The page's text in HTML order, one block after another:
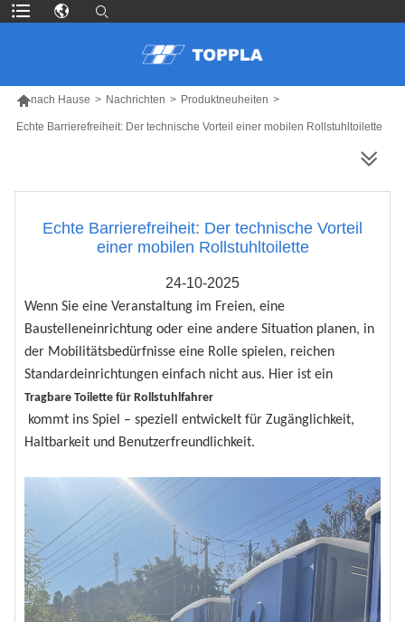
nach Hause > Nachrichten > Produktneuheiten >
Echte Barrierefreiheit: Der technische Vorteil einer mobilen Rollstuhltoilette
Echte Barrierefreiheit: Der technische Vorteil
einer mobilen Rollstuhltoilette
24-10-2025
Wenn Sie eine Veranstaltung im Freien, eine
Baustelleneinrichtung oder eine andere Situation planen, in
der Mobilitätsbedürfnisse eine Rolle spielen, reichen
Standardeinrichtungen einfach nicht aus. Hier ist ein
Tragbare Toilette für Rollstuhlfahrer
kommt ins Spiel – speziell entwickelt für Zugänglichkeit,
Haltbarkeit und Benutzerfreundlichkeit.